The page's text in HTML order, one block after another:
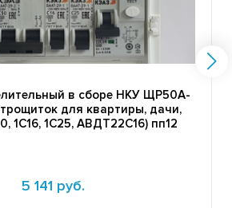
в сборе НКУ ЩР50А-
для квартиры, дачи,
1С16, 1C25, АВДТ22С16) пп12
5 141 руб.